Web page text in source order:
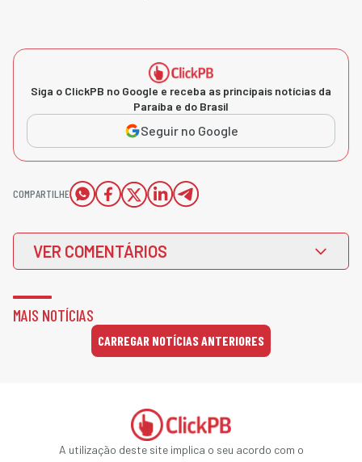
Siga o ClickPB no Google e receba as principais notícias da
Paraíba e do Brasil
Seguir no Google
COMPARTILHE
VER COMENTÁRIOS
MAIS NOTÍCIAS
CARREGAR NOTÍCIAS ANTERIORES
A utilização deste site implica o seu acordo com o